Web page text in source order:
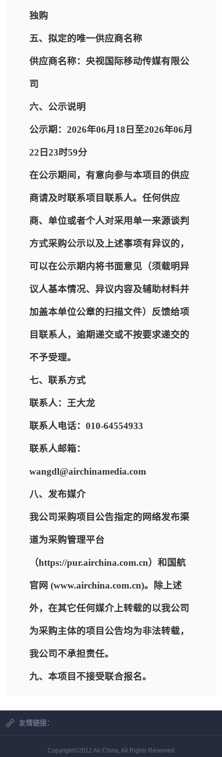
独购
五、拟定的唯一供应商名称
供应商名称：央视国际移动传媒有限公
司
六、公示说明
公示期：2026年06月18日至2026年06月
22日23时59分
在公示期间，有意向参与本项目的供应
商请及时联系项目联系人。任何供应
商、单位或者个人对采用单一来源谈判
方式采购公示以及上述事项有异议的，
可以在公示期内将书面意见（须载明异
议人基本情况、异议内容及辅助材料并
加盖本单位公章的扫描文件）反馈给项
目联系人，逾期递交或不按要求递交的
不予受理。
七、联系方式
联系人：王大龙
联系人电话：010-64554933
联系人邮箱：
wangdl@airchinamedia.com
八、发布媒介
我公司采购项目公告指定的网络发布渠
道为采购管理平台
（https://pur.airchina.com.cn）和国航
官网 (www.airchina.com.cn)。除上述
外，在其它任何媒介上转载的以我公司
为采购主体的项目公告均为非法转载，
我公司不承担责任。
九、本项目不接受联合报名。
友情链接：
Copyright©2012 Air China, All Rights Reserved